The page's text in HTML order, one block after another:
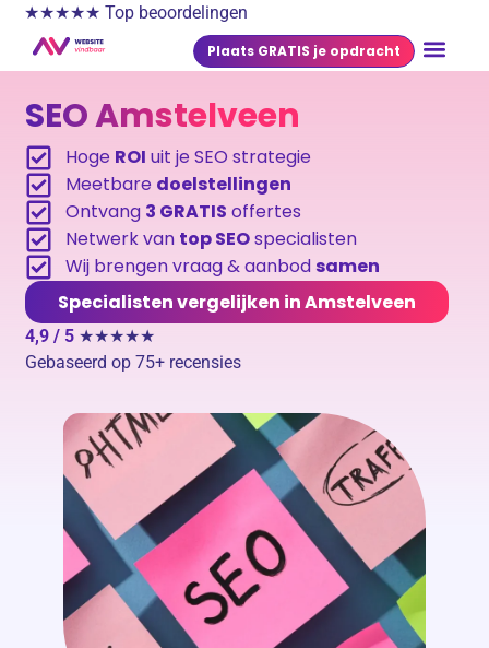
★★★★★ Top beoordelingen
Plaats GRATIS je opdracht
SEO Amstelveen
Hoge ROI uit je SEO strategie
Meetbare doelstellingen
Ontvang 3 GRATIS offertes
Netwerk van top SEOspecialisten
Wij brengen vraag & aanbod samen
Specialisten vergelijken in Amstelveen
4,9 / 5 ★★★★★
Gebaseerd op 75+ recensies